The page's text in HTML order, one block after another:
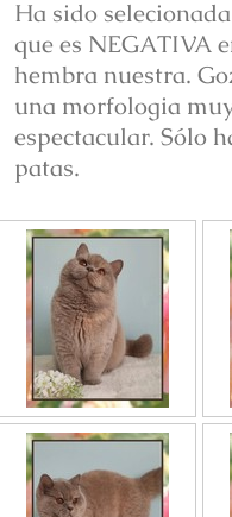
Ha sido
que es NEGATIVA
hembra nuestra.
una morfologia
espectacular. Sólo
patas.